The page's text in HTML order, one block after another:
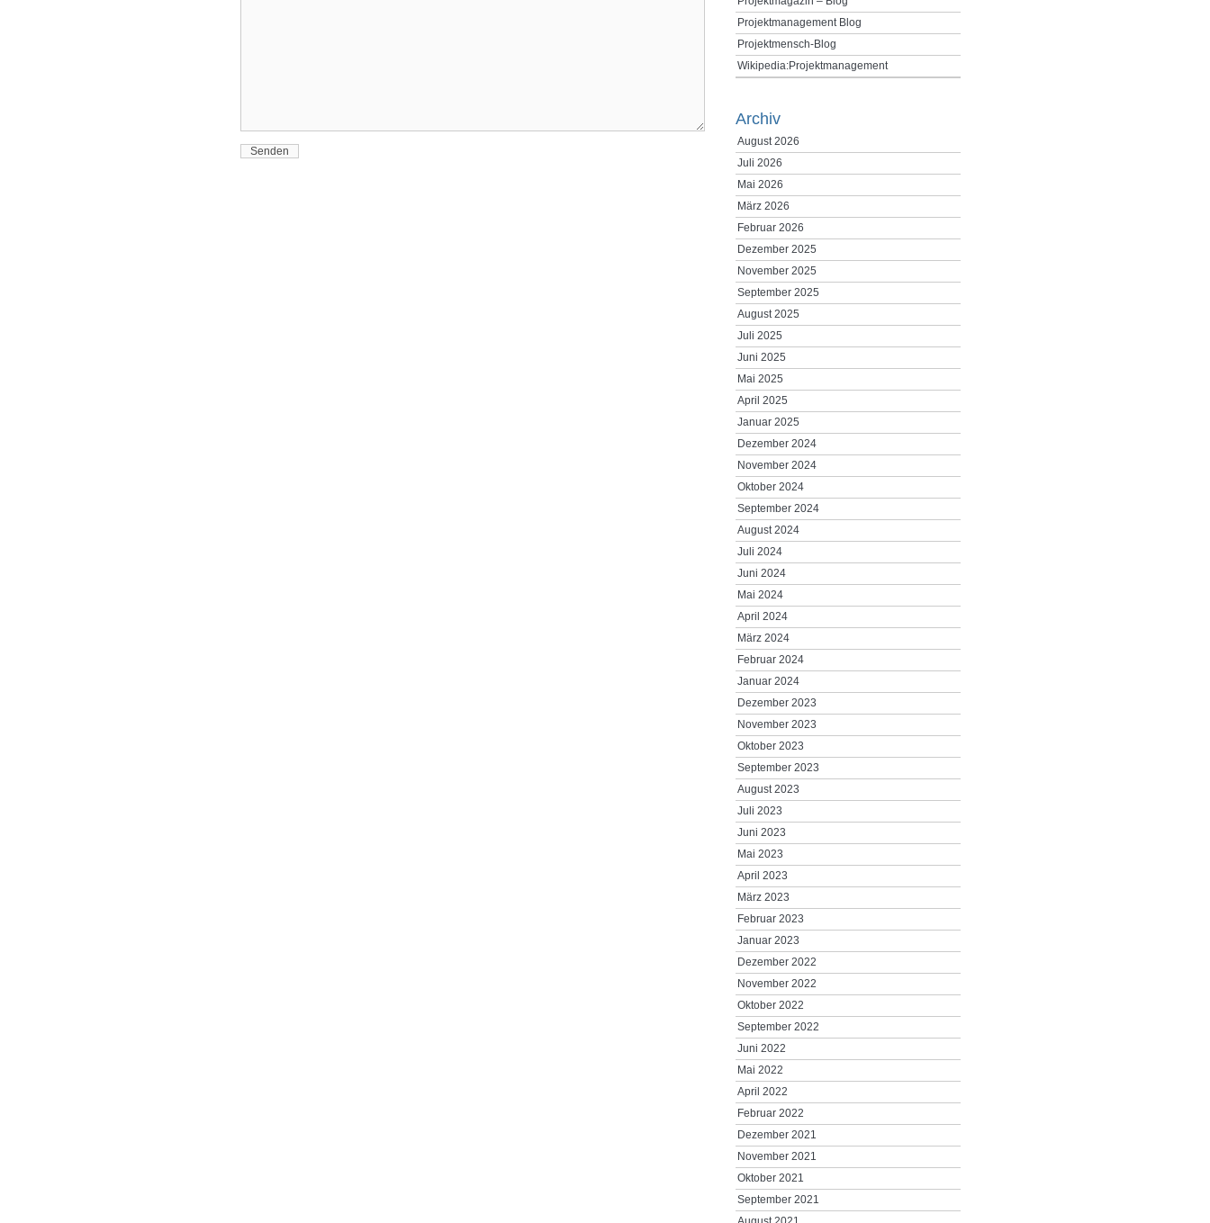
Projektmanagement Blog
Projektmensch-Blog
Wikipedia:Projektmanagement
Archiv
August 2026
Juli 2026
Mai 2026
März 2026
Februar 2026
Dezember 2025
November 2025
September 2025
August 2025
Juli 2025
Juni 2025
Mai 2025
April 2025
Januar 2025
Dezember 2024
November 2024
Oktober 2024
September 2024
August 2024
Juli 2024
Juni 2024
Mai 2024
April 2024
März 2024
Februar 2024
Januar 2024
Dezember 2023
November 2023
Oktober 2023
September 2023
August 2023
Juli 2023
Juni 2023
Mai 2023
April 2023
März 2023
Februar 2023
Januar 2023
Dezember 2022
November 2022
Oktober 2022
September 2022
Juni 2022
Mai 2022
April 2022
Februar 2022
Dezember 2021
November 2021
Oktober 2021
September 2021